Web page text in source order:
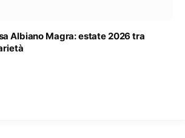
Albiano Magra: estate 2026 tra